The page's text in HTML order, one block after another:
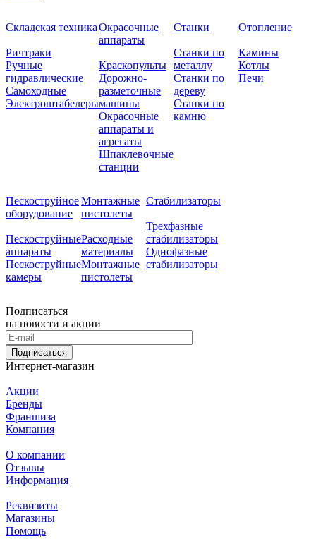
Складская техника
Ричтраки
Ручные
гидравлические
Самоходные
Электроштабелеры
Окрасочные
аппараты
Краскопульты
Дорожно-
разметочные
машины
Окрасочные
аппараты и
агрегаты
Шпаклевочные
станции
Станки
Станки по
металлу
Станки по
дереву
Станки по
камню
Отопление
Камины
Котлы
Печи
Пескоструйное
оборудование
Пескоструйные
аппараты
Пескоструйные
камеры
Монтажные
пистолеты
Расходные
материалы
Монтажные
пистолеты
Стабилизаторы
Трехфазные
стабилизаторы
Однофазные
стабилизаторы
Подписаться
на новости и акции
Подписаться
Интернет-магазин
Акции
Бренды
Франшиза
Компания
О компании
Отзывы
Информация
Реквизиты
Магазины
Помощь